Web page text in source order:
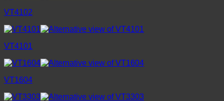
VT4102
VT4101
VT1604